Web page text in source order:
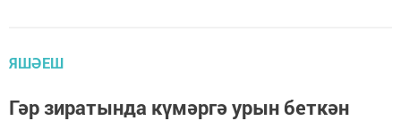
ЯШӘЕШ
Гәр зиратында күмәргә урын беткән